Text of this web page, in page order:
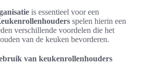
is essentieel voor een
spelen hierin een
verschillende voordelen die het
van de keuken bevorderen.
van keukenrollenhouders